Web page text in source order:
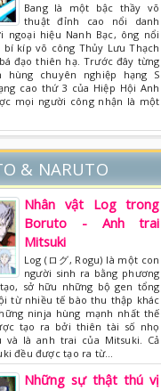
Bang là một bậc thầy võ
thuật đỉnh cao nổi danh
ngoại hiệu Nanh Bạc, ông nổi
kíp võ công Thủy Lưu Thạch
đạo thiên hạ. Trước đây từng
hùng chuyên nghiệp hạng S
cao thứ 3 của Hiệp Hội Anh
mọi người công nhận là một
& NARUTO
Nhân vật Log trong
Boruto - Anh trai
Mitsuki
Log (ログ, Rogu) là một con
người sinh ra bằng phương
sở hữu những bộ gen tổng
từ nhiều tế bào thu thập khác
ninja hùng mạnh nhất thế
tạo ra bởi thiên tài số nhọ
và là anh trai của Mitsuki. Cả
đều được tạo ra từ…
Những sự thật thú vị